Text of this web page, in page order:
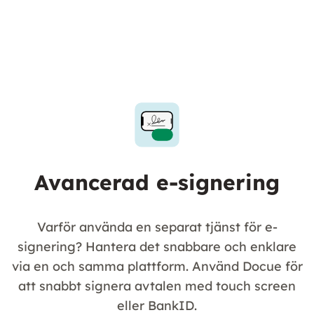
Avancerad e-signering
Varför använda en separat tjänst för e-
signering? Hantera det snabbare och enklare
via en och samma plattform. Använd Docue för
att snabbt signera avtalen med touch screen
eller BankID.